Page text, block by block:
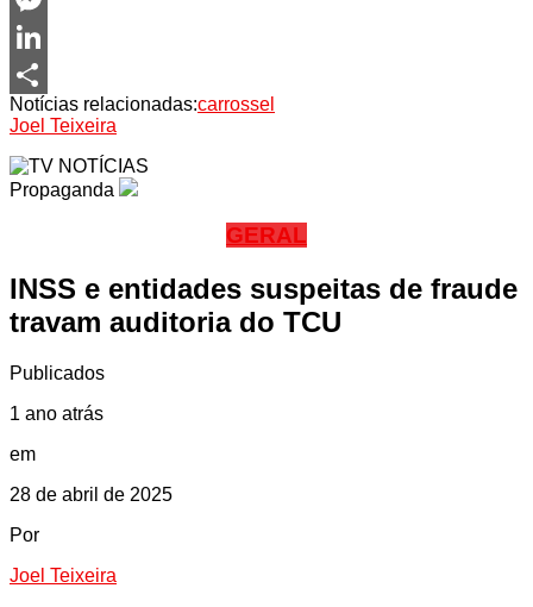
Messenger
LinkedIn
Share
Notícias relacionadas:carrossel
Joel Teixeira
Propaganda
GERAL
INSS e entidades suspeitas de fraude
travam auditoria do TCU
Publicados
1 ano atrás
em
28 de abril de 2025
Por
Joel Teixeira